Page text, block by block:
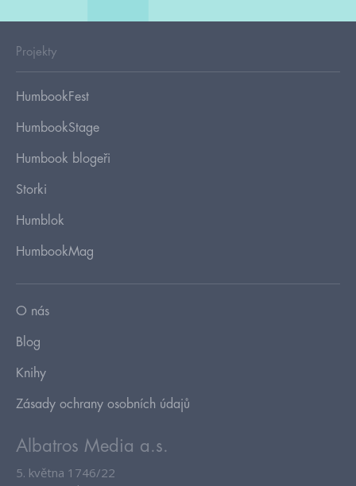
Projekty
HumbookFest
HumbookStage
Humbook blogeři
Storki
Humblok
HumbookMag
O nás
Blog
Knihy
Zásady ochrany osobních údajů
Albatros Media a.s.
5. května 1746/22